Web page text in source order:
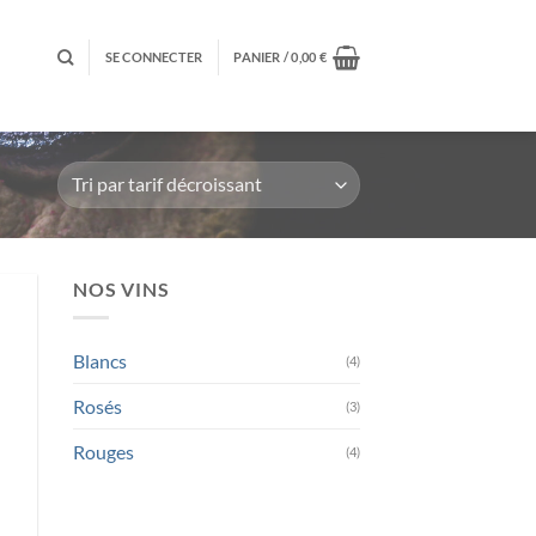
SE CONNECTER PANIER /0,00 €
NOS VINS
Blancs (4)
Rosés (3)
Rouges (4)